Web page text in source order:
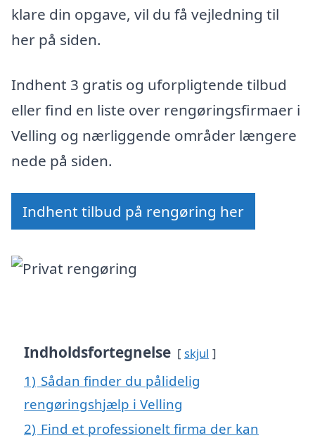
klare din opgave, vil du få vejledning til
her på siden.
Indhent 3 gratis og uforpligtende tilbud
eller find en liste over rengøringsfirmaer i
Velling og nærliggende områder længere
nede på siden.
Indhent tilbud på rengøring her
Indholdsfortegnelse skjul
1) Sådan finder du pålidelig
rengøringshjælp i Velling
2) Find et professionelt firma der kan